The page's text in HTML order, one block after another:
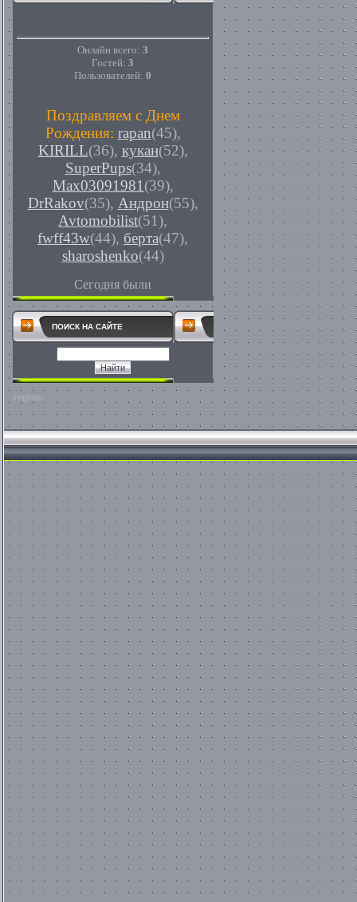
Онлайн всего: 3
Гостей: 3
Пользователей: 0
Поздравляем с Днем
Рождения: rapan(45),
KIRILL(36), кукан(52),
SuperPups(34),
Max03091981 (39),
DrRakov(35), Андрон(55),
Avtomobilist(51),
fwff43w(44), берта(47),
sharoshenko(44)
Сегодня были
ПОИСК НА САЙТЕ
/register